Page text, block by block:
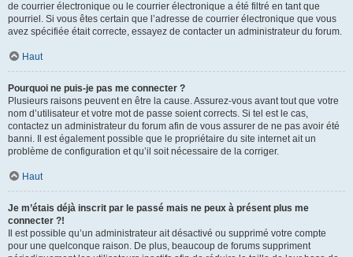
de courrier électronique ou le courrier électronique a été filtré en tant que
pourriel. Si vous êtes certain que l’adresse de courrier électronique que vous
avez spécifiée était correcte, essayez de contacter un administrateur du forum.
Haut
Pourquoi ne puis-je pas me connecter ?
Plusieurs raisons peuvent en être la cause. Assurez-vous avant tout que votre
nom d’utilisateur et votre mot de passe soient corrects. Si tel est le cas,
contactez un administrateur du forum afin de vous assurer de ne pas avoir été
banni. Il est également possible que le propriétaire du site internet ait un
problème de configuration et qu’il soit nécessaire de la corriger.
Haut
Je m’étais déjà inscrit par le passé mais ne peux à présent plus me
connecter ?!
Il est possible qu’un administrateur ait désactivé ou supprimé votre compte
pour une quelconque raison. De plus, beaucoup de forums suppriment